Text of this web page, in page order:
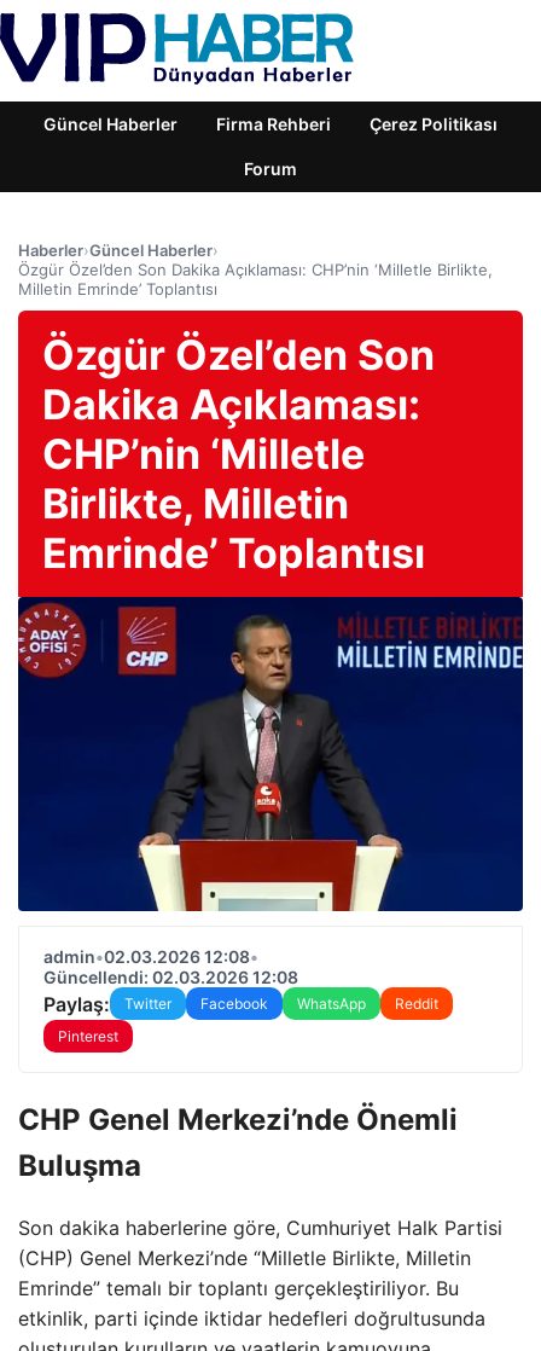
Güncel Haberler Firma Rehberi Çerez Politikası
Forum
Haberler›Güncel Haberler›
Özgür Özel’den Son Dakika Açıklaması: CHP’nin ‘Milletle Birlikte,
Milletin Emrinde’ Toplantısı
Özgür Özel’den Son
Dakika Açıklaması:
CHP’nin ‘Milletle
Birlikte, Milletin
Emrinde’ Toplantısı
admin•02.03.2026 12:08•
Güncellendi: 02.03.2026 12:08
Paylaş: Twitter Facebook WhatsApp
Reddit
Pinterest
CHP Genel Merkezi’nde Önemli
Buluşma
Son dakika haberlerine göre, Cumhuriyet Halk Partisi
(CHP) Genel Merkezi’nde “Milletle Birlikte, Milletin
Emrinde” temalı bir toplantı gerçekleştiriliyor. Bu
etkinlik, parti içinde iktidar hedefleri doğrultusunda